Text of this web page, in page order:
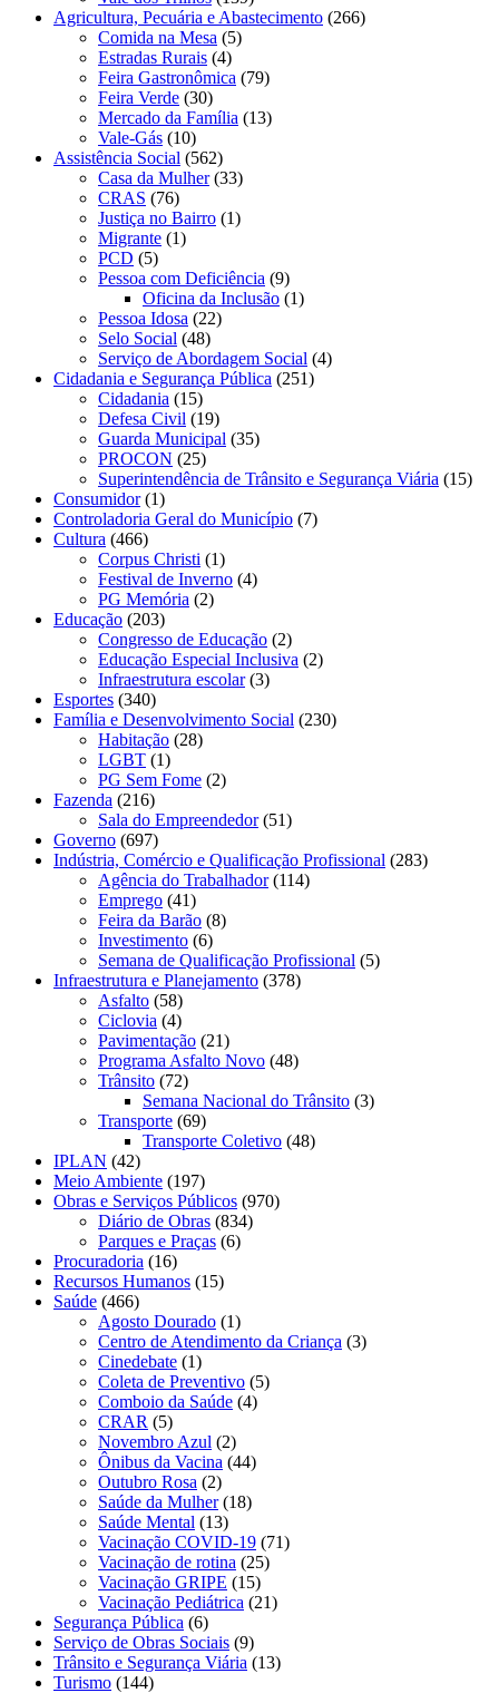
Agricultura, Pecuária e Abastecimento (266)
Comida na Mesa (5)
Estradas Rurais (4)
Feira Gastronômica (79)
Feira Verde (30)
Mercado da Família (13)
Vale-Gás (10)
Assistência Social (562)
Casa da Mulher(33)
CRAS (76)
Justiça no Bairro (1)
Migrante (1)
PCD (5)
Pessoa com Deficiência (9)
Oficina da Inclusão (1)
Pessoa Idosa (22)
Selo Social (48)
Serviço de Abordagem Social (4)
Cidadania e Segurança Pública (251)
Cidadania (15)
Defesa Civil (19)
Guarda Municipal (35)
PROCON (25)
Superintendência de Trânsito e Segurança Viária (15)
Consumidor(1)
Controladoria Geral do Município (7)
Cultura (466)
Corpus Christi (1)
Festival de Inverno (4)
PG Memória (2)
Educação (203)
Congresso de Educação (2)
Educação Especial Inclusiva (2)
Infraestrutura escolar(3)
Esportes (340)
Família e Desenvolvimento Social (230)
Habitação (28)
LGBT (1)
PG Sem Fome (2)
Fazenda (216)
Sala do Empreendedor(51)
Governo (697)
Indústria, Comércio e Qualificação Profissional (283)
Agência do Trabalhador(114)
Emprego (41)
Feira da Barão (8)
Investimento (6)
Semana de Qualificação Profissional (5)
Infraestrutura e Planejamento (378)
Asfalto (58)
Ciclovia (4)
Pavimentação (21)
Programa Asfalto Novo (48)
Trânsito (72)
Semana Nacional do Trânsito (3)
Transporte (69)
Transporte Coletivo (48)
IPLAN (42)
Meio Ambiente (197)
Obras e Serviços Públicos (970)
Diário de Obras (834)
Parques e Praças (6)
Procuradoria (16)
Recursos Humanos (15)
Saúde (466)
Agosto Dourado (1)
Centro de Atendimento da Criança (3)
Cinedebate (1)
Coleta de Preventivo (5)
Comboio da Saúde (4)
CRAR (5)
Novembro Azul (2)
Ônibus da Vacina (44)
Outubro Rosa (2)
Saúde da Mulher(18)
Saúde Mental (13)
Vacinação COVID-19 (71)
Vacinação de rotina (25)
Vacinação GRIPE (15)
Vacinação Pediátrica (21)
Segurança Pública (6)
Serviço de Obras Sociais (9)
Trânsito e Segurança Viária (13)
Turismo (144)